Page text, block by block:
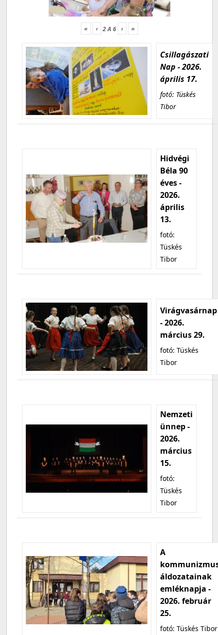
« ‹ 2A 6 › »
Csillagászati
Nap - 2026.
április 17.
fotó: Tüskés
Tibor
Hidvégi
Béla 90
éves -
2026.
április
13.
fotó:
Tüskés
Tibor
Virágvasárnap
- 2026.
március 29.
fotó: Tüskés
Tibor
Nemzeti
ünnep -
2026.
március
15.
fotó:
Tüskés
Tibor
A
áldozatainak
emléknapja -
2026. február
25.
fotó: Tüskés Tibor